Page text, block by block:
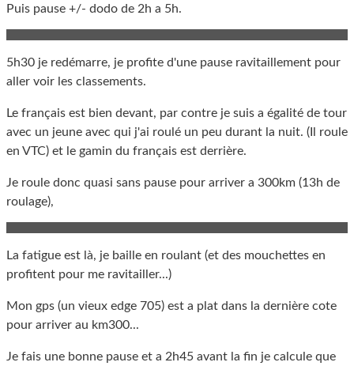
Puis pause +/- dodo de 2h a 5h.
5h30 je redémarre, je profite d'une pause ravitaillement pour
aller voir les classements.
Le français est bien devant, par contre je suis a égalité de tour
avec un jeune avec qui j'ai roulé un peu durant la nuit. (Il roule
en VTC) et le gamin du français est derrière.
Je roule donc quasi sans pause pour arriver a 300km (13h de
roulage),
La fatigue est là, je baille en roulant (et des mouchettes en
profitent pour me ravitailler...)
Mon gps (un vieux edge 705) est a plat dans la dernière cote
pour arriver au km300...
Je fais une bonne pause et a 2h45 avant la fin je calcule que